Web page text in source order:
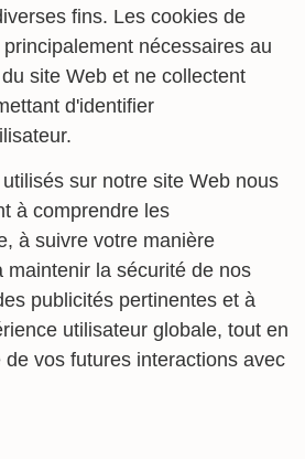
fins. Les cookies de
nécessaires au
site Web et ne collectent
d'identifier
sur notre site Web nous
à comprendre les
à suivre votre manière
maintenir la sécurité de nos
publicités pertinentes et à
utilisateur globale, tout en
vos futures interactions avec